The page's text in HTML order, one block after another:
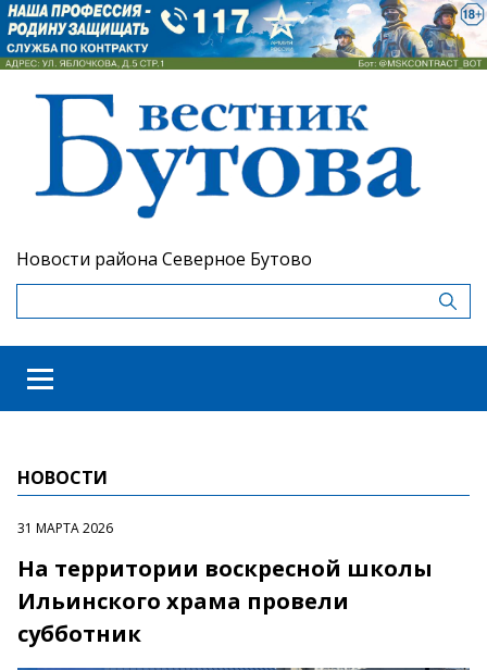
Новости района Северное Бутово
НОВОСТИ
31 МАРТА 2026
На территории воскресной школы
Ильинского храма провели
субботник